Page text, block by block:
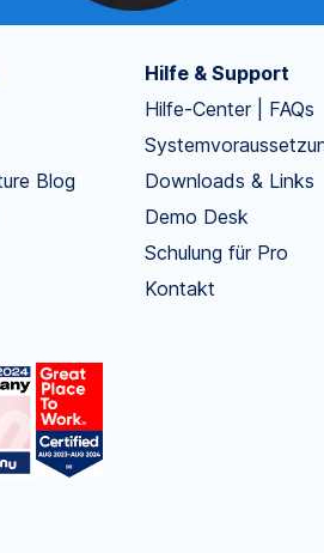
Blog
Hilfe & Support
Hilfe-Center | FAQs
Downloads & Links
Demo Desk
Schulung für Pro
Kontakt